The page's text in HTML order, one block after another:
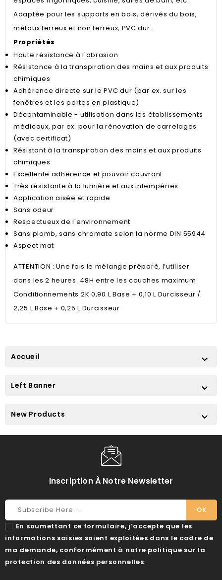
Adaptée pour les supports en bois, dérivés du bois,
métaux ferreux et non ferreux, PVC dur...
Propriétés
Haute résistance à l'abrasion
Résistance à la transpiration des mains et aux produits
chimiques
Adhérence directe sur le PVC dur (par ex. sur les
fenêtres et les portes en plastique)
Décontaminable - utilisation dans les établissements
médicaux, par ex. pour la rénovation de carrelages
(avec certificat)
Résistant à la transpiration des mains et aux produits
chimiques
Excellente adhérence et pouvoir couvrant
Très résistante à la lumière et aux intempéries
Application aisée et rapide
Sans odeur
Respectueux de l'environnement
Sans plomb, sans chromate selon la norme DIN 55944
Aspect mat
ATTENTION : Une fois le mélange préparé, l’utiliser
dans les 2 heures. 48H entre les couches maximum
Conditionnements 2K 0,90 L Base + 0,10 L Durcisseur /
2,25 L Base + 0,25 L Durcisseur
Accueil 
Left Banner 
New Products 
Inscription À Notre Newsletter
En soumettant ce formulaire, j’accepte que les
informations saisies soient exploitées dans le cadre de
ma demande, conformément à notre politique sur la
protection des données personnelles